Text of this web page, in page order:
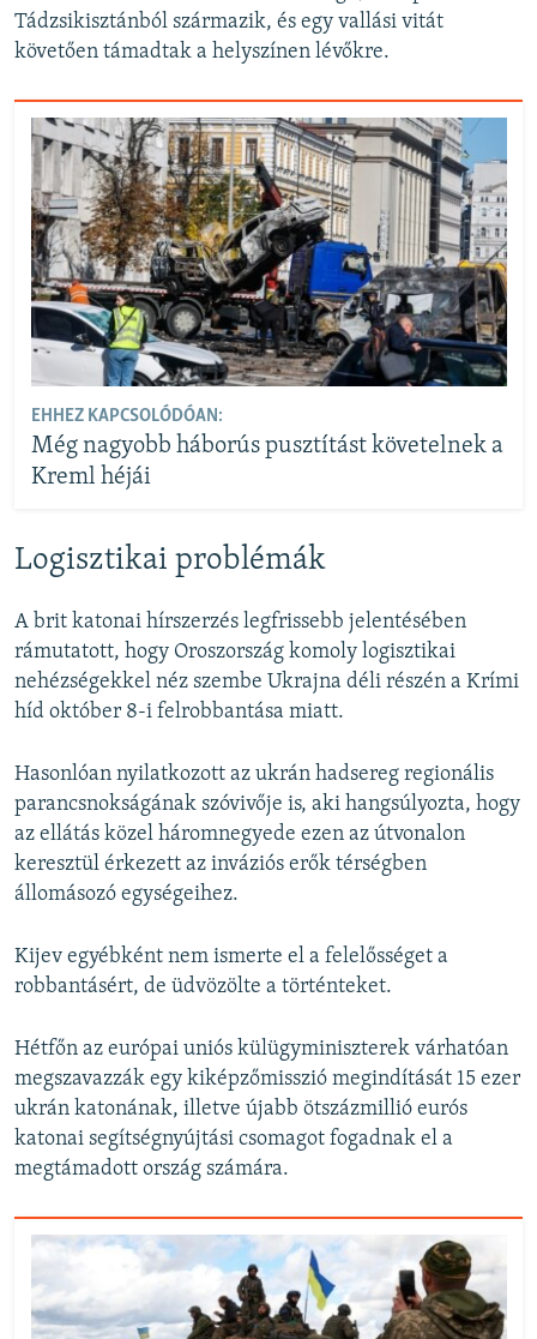
Tádzsikisztánból származik, és egy vallási vitát
követően támadtak a helyszínen lévőkre.
EHHEZ KAPCSOLÓDÓAN:
Még nagyobb háborús pusztítást követelnek a
Kreml héjái
Logisztikai problémák
A brit katonai hírszerzés legfrissebb jelentésében
rámutatott, hogy Oroszország komoly logisztikai
nehézségekkel néz szembe Ukrajna déli részén a Krími
híd október 8-i felrobbantása miatt.
Hasonlóan nyilatkozott az ukrán hadsereg regionális
parancsnokságának szóvivője is, aki hangsúlyozta, hogy
az ellátás közel háromnegyede ezen az útvonalon
keresztül érkezett az inváziós erők térségben
állomásozó egységeihez.
Kijev egyébként nem ismerte el a felelősséget a
robbantásért, de üdvözölte a történteket.
Hétfőn az európai uniós külügyminiszterek várhatóan
megszavazzák egy kiképzőmisszió megindítását 15 ezer
ukrán katonának, illetve újabb ötszázmillió eurós
katonai segítségnyújtási csomagot fogadnak el a
megtámadott ország számára.